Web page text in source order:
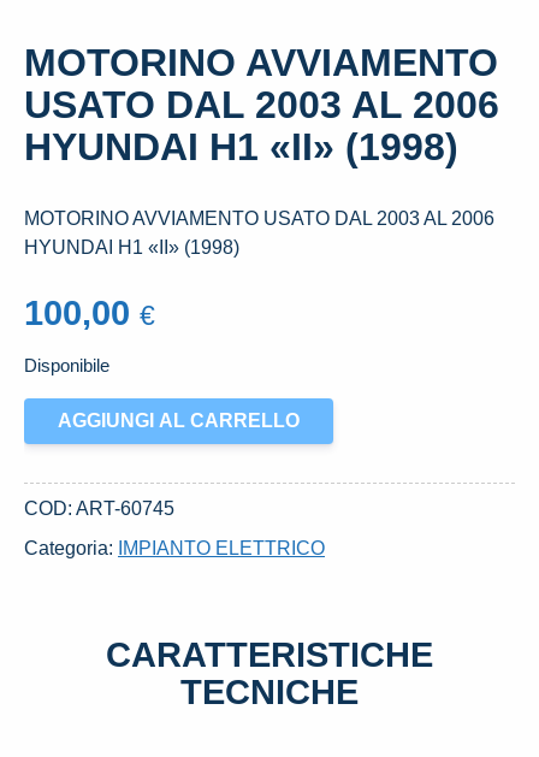
MOTORINO AVVIAMENTO
USATO DAL 2003 AL 2006
HYUNDAI H1 «II» (1998)
MOTORINO AVVIAMENTO USATO DAL 2003 AL 2006
HYUNDAI H1 «II» (1998)
100,00 €
Disponibile
MOTORINO
AVVIAMENTO
DAL
AGGIUNGI AL CARRELLO
COD: ART-60745
Categoria:
IMPIANTO ELETTRICO
CARATTERISTICHE
TECNICHE